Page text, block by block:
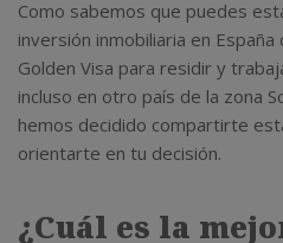
Como sabemos que puedes
inversión inmobiliaria en
Golden Visa para residir y
incluso en otro país de la zona
hemos decidido compartirte
orientarte en tu decisión.
¿Cuál es la